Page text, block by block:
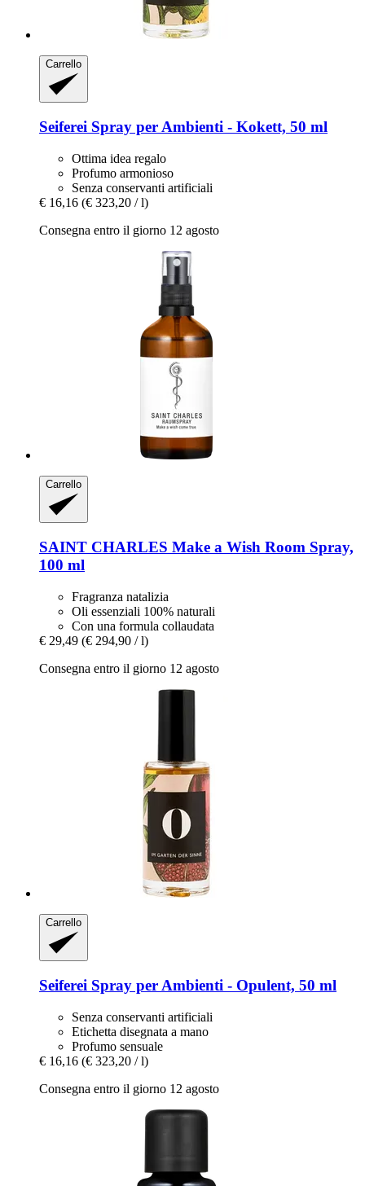
Carrello
Seiferei Spray per Ambienti -​ Kokett, 50 ml
Ottima idea regalo
Profumo armonioso
Senza conservanti artificiali
€ 16,16 (€ 323,20 / l)
Consegna entro il giorno 12 agosto
Carrello
SAINT CHARLES Make a Wish Room Spray,
100 ml
Fragranza natalizia
Oli essenziali 100% naturali
Con una formula collaudata
€ 29,49 (€ 294,90 / l)
Consegna entro il giorno 12 agosto
Carrello
Seiferei Spray per Ambienti -​ Opulent, 50 ml
Senza conservanti artificiali
Etichetta disegnata a mano
Profumo sensuale
€ 16,16 (€ 323,20 / l)
Consegna entro il giorno 12 agosto